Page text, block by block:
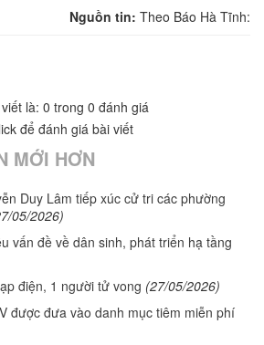
Nguồn tin: Theo Báo Hà Tĩnh:
là: 0 trong 0 đánh giá
để đánh giá bài viết
MỚI HƠN
Duy Lâm tiếp xúc cử tri các phường
05/2026)
vấn đề về dân sinh, phát triển hạ tầng
điện, 1 người tử vong (27/05/2026)
được đưa vào danh mục tiêm miễn phí